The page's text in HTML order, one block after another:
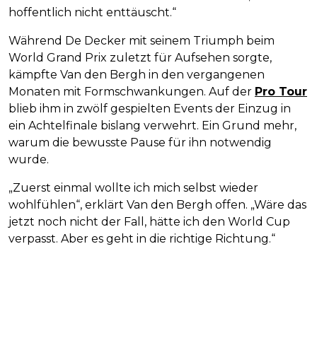
hoffentlich nicht enttäuscht.“
Während De Decker mit seinem Triumph beim
World Grand Prix zuletzt für Aufsehen sorgte,
kämpfte Van den Bergh in den vergangenen
Monaten mit Formschwankungen. Auf der Pro Tour
blieb ihm in zwölf gespielten Events der Einzug in
ein Achtelfinale bislang verwehrt. Ein Grund mehr,
warum die bewusste Pause für ihn notwendig
wurde.
„Zuerst einmal wollte ich mich selbst wieder
wohlfühlen“, erklärt Van den Bergh offen. „Wäre das
jetzt noch nicht der Fall, hätte ich den World Cup
verpasst. Aber es geht in die richtige Richtung.“